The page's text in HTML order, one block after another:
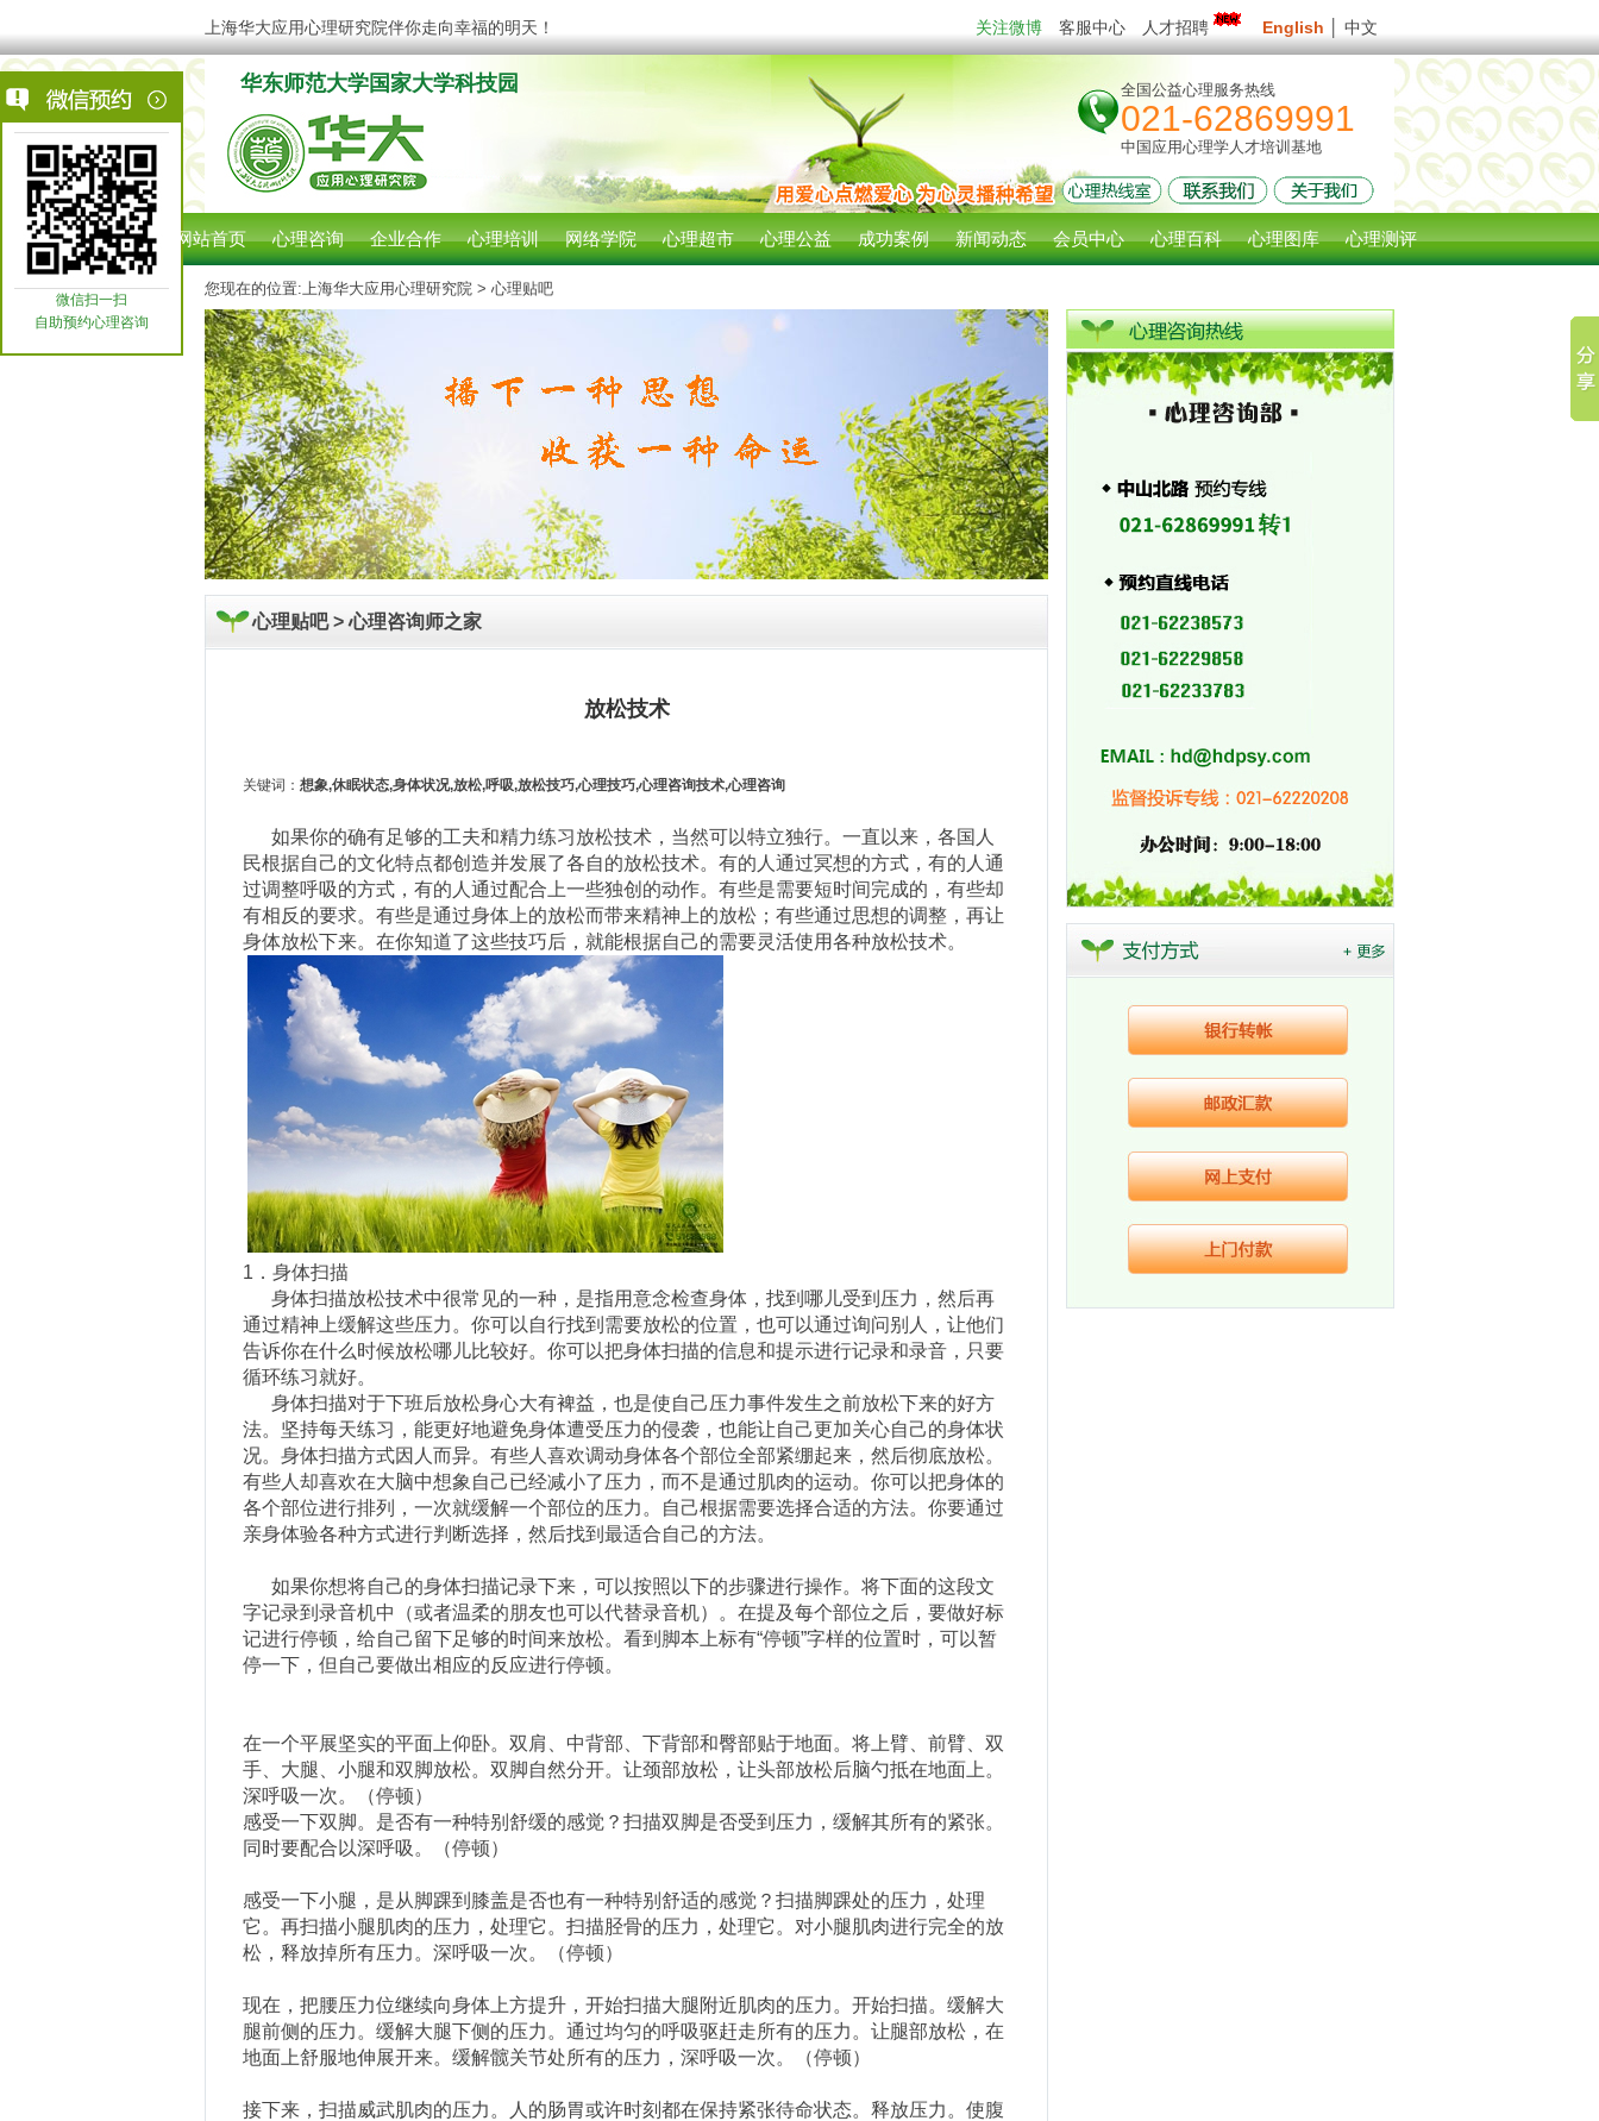
上海华大应用心理研究院伴你走向幸福的明天！ 关注微博 客服中心 人才招聘 English 中文
华东师范大学国家大学科技园 全国公益心理服务热线
021-62869991
中国应用心理学人才培训基地
网站首页 心理咨询 企业合作 心理培训 网络学院 心理超市 心理公益 成功案例 新闻动态 会员中心 心理百科 心理图库 心理测评
您现在的位置:上海华大应用心理研究院 > 心理贴吧
心理贴吧 >心理咨询师之家
放松技术
关键词： 想象,休眠状态,身体状况,放松,呼吸,放松技巧,心理技巧,心理咨询技术,心理咨询
如果你的确有足够的工夫和精力练习放松技术，当然可以特立独行。一直以来，各国人
民根据自己的文化特点都创造并发展了各自的放松技术。有的人通过冥想的方式，有的人通
过调整呼吸的方式，有的人通过配合上一些独创的动作。有些是需要短时间完成的，有些却
有相反的要求。有些是通过身体上的放松而带来精神上的放松；有些通过思想的调整，再让
身体放松下来。在你知道了这些技巧后，就能根据自己的需要灵活使用各种放松技术。
1．身体扫描
身体扫描放松技术中很常见的一种，是指用意念检查身体，找到哪儿受到压力，然后再
通过精神上缓解这些压力。你可以自行找到需要放松的位置，也可以通过询问别人，让他们
告诉你在什么时候放松哪儿比较好。你可以把身体扫描的信息和提示进行记录和录音，只要
循环练习就好。
身体扫描对于下班后放松身心大有裨益，也是使自己压力事件发生之前放松下来的好方
法。坚持每天练习，能更好地避免身体遭受压力的侵袭，也能让自己更加关心自己的身体状
况。身体扫描方式因人而异。有些人喜欢调动身体各个部位全部紧绷起来，然后彻底放松。
有些人却喜欢在大脑中想象自己已经减小了压力，而不是通过肌肉的运动。你可以把身体的
各个部位进行排列，一次就缓解一个部位的压力 。自己根据需要选择合适的方法。你要通过
亲身体验各种方式进行判断选择，然后找到最适合自己的方法。
如果你想将自己的身体扫描记录下来，可以按照以下的步骤进行操作。将下面的这段文
字记录到录音机中（或者温柔的朋友也可以代替录音机）。在提及每个部位之后，要做好标
记进行停顿，给自己留下足够的时间来放松。看到脚本上标有“停顿”字样的位置时，可以暂
停一下，但自己要做出相应的反应进行停顿。
在一个平展坚实的平面上仰卧。双肩、中背部、下背部和臀部贴于地面。将上臂、前臂、双
手、大腿、小腿和双脚放松。双脚自然分开。让颈部放松，让头部放松后脑勺抵在地面上。
深呼吸一次。（停顿）
感受一下双脚。是否有一种特别舒缓的感觉？扫描双脚是否受到压力，缓解其所有的紧张。
同时要配合以深呼吸。（停顿）
感受一下小腿，是从脚踝到膝盖是否也有一种特别舒适的感觉？扫描脚踝处的压力，处理
它。再扫描小腿肌肉的压力，处理它。扫描胫骨的压力，处理它。对小腿肌肉进行完全的放
松，释放掉所有压力。深呼吸一次。（停顿）
现在，把腰压力位继续向身体上方提升，开始扫描大腿附近肌肉的压力。开始扫描。缓解大
腿前侧的压力。缓解大腿下侧的压力。通过均匀的呼吸驱赶走所有的压力。让腿部放松，在
地面上舒服地伸展开来。缓解髋关节处所有的压力，深呼吸一次。（停顿）
接下来，扫描威武肌肉的压力。人的肠胃或许时刻都在保持紧张待命状态。释放压力。使腹
微信扫一扫
自助预约心理咨询